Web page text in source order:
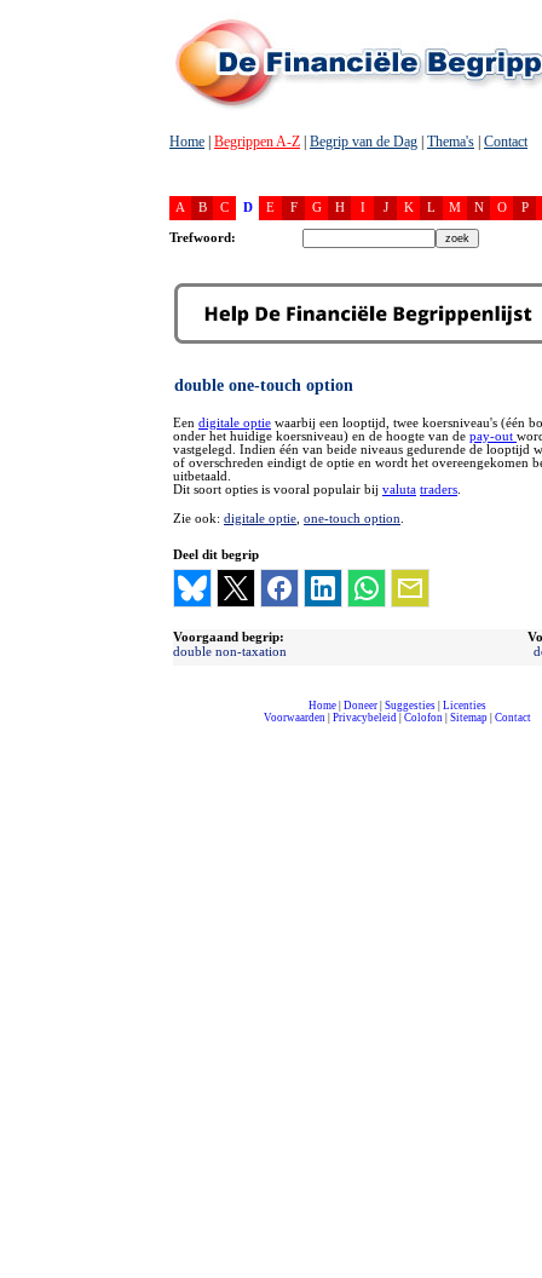
Home Begrippen A-Z Begrip van de Dag Thema's Contact
A B C D E F G H I J K L M N O P
Trefwoord:
double one-touch option
Een digitale optie waarbij een looptijd, twee koersniveau's (één
onder het huidige koersniveau) en de hoogte van de pay-out
vastgelegd. Indien één van beide niveaus gedurende de looptijd
of overschreden eindigt de optie en wordt het overeengekomen
uitbetaald.
Dit soort opties is vooral populair bij valuta traders
Zie ook: digitale optie one-touch option
Deel dit begrip
Voorgaand begrip:
double non-taxation
Home| Doneer| Suggesties| Licenties
Voorwaarden| Privacybeleid| Colofon| Sitemap| Contact